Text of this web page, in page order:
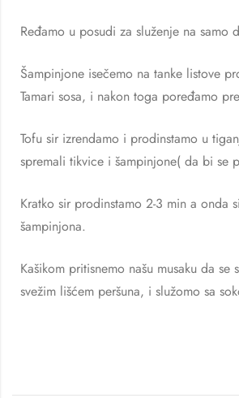
Ređamo u posudi za služenje na samo
Šampinjone isečemo na tanke listove
Tamari sosa, i nakon toga poređamo
Tofu sir izrendamo i prodinstamo u
spremali tikvice i šampinjone( da bi se
Kratko sir prodinstamo 2-3 min a onda
šampinjona.
Kašikom pritisnemo našu musaku da se
svežim lišćem peršuna, i služomo sa